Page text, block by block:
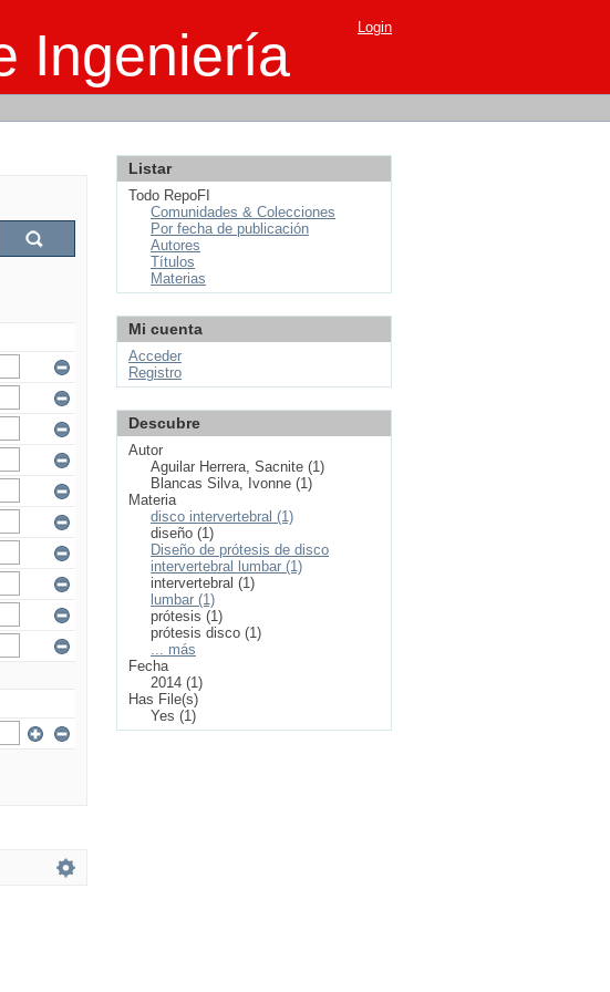
Ingeniería Login
Listar
Todo RepoFI
Comunidades & Colecciones
Por fecha de publicación
Autores
Títulos
Materias
Mi cuenta
Acceder
Registro
Descubre
Autor
Aguilar Herrera, Sacnite (1)
Blancas Silva, Ivonne (1)
Materia
disco intervertebral (1)
diseño (1)
Diseño de prótesis de disco
intervertebral lumbar (1)
intervertebral (1)
lumbar (1)
prótesis (1)
prótesis disco (1)
... más
Fecha
2014 (1)
Has File(s)
Yes (1)